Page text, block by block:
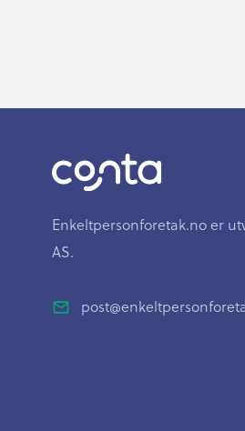
Enkeltpersonforetak.no er
AS.